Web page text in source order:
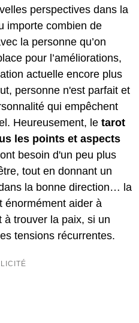
perspectives dans la
importe combien de
la personne qu’on
pour l’améliorations,
actuelle encore plus
personne n'est parfait et
qui empêchent
Heureusement, le tarot
les points et aspects
besoin d'un peu plus
tout en donnant un
la bonne direction… la
énormément aider à
à trouver la paix, si un
tensions récurrentes.